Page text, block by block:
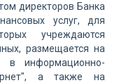
директоров Банка
услуг, для
учреждаются
размещается на
в информационно-
а также на